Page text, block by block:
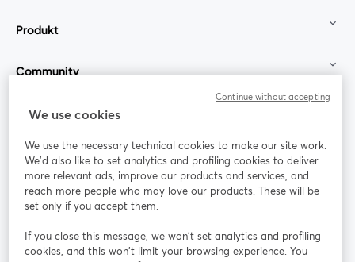
Produkt
Community
StreamYard für
Mitmachen
Webinar Facebook
wird in einem neuen Tab geöffnet
X (Twitter)
wird in einem neuen Tab geöffnet
We use cookies
We use the necessary technical cookies to make our site work.
We'd also like to set analytics and profiling cookies to deliver
more relevant ads, improve our products and services, and
reach more people who may love our products. These will be
set only if you accept them.
If you close this message, we won’t set analytics and profiling
cookies, and this won’t limit your browsing experience. You
Continue without accepting